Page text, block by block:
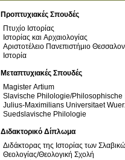
Προπτυχιακές Σπουδές
Πτυχίο Ιστορίας
Ιστορίας και Αρχαιολογίας
Αριστοτέλειο Πανεπιστήμιο
Ιστορία
Μεταπτυχιακές Σπουδές
Magister Artium
Slavische Philologie/Philosophische
Julius-Maximilians Universitaet
Suedslavische Philologie
Διδακτορικό Δίπλωμα
Διδάκτορας της Ιστορίας των
Θεολογίας/Θεολογική Σχολή